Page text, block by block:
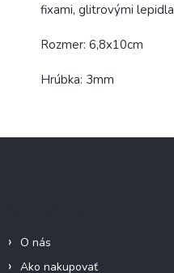
fixami, glitrovými
Rozmer: 6,8x10cm
Hrúbka: 3mm
O nás
Ako nakupovať